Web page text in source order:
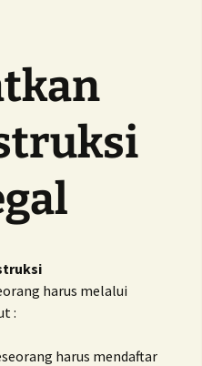
harus melalui
:
harus mendaftar